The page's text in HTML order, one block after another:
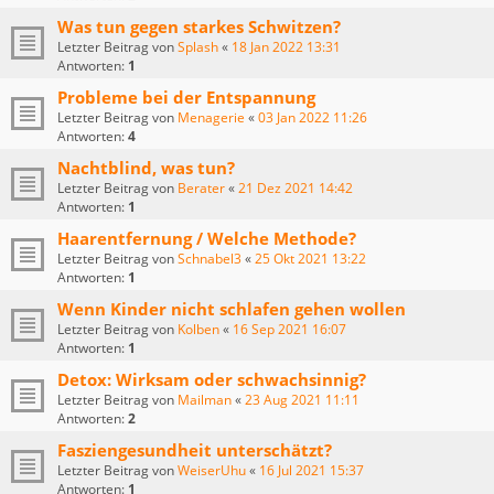
Was tun gegen starkes Schwitzen?
Letzter Beitrag vonSplash« 18 Jan 2022 13:31
Antworten: 1
Probleme bei der Entspannung
Letzter Beitrag von Menagerie «03 Jan 2022 11:26
Antworten:4
Nachtblind, was tun?
Letzter Beitrag von Berater«21 Dez 2021 14:42
Antworten: 1
Haarentfernung / Welche Methode?
Letzter Beitrag vonSchnabel3«25 Okt 2021 13:22
Antworten: 1
Wenn Kinder nicht schlafen gehen wollen
Letzter Beitrag von Kolben« 16 Sep 2021 16:07
Antworten: 1
Detox: Wirksam oder schwachsinnig?
Letzter Beitrag von Mailman«23 Aug 2021 11:11
Antworten:2
Fasziengesundheit unterschätzt?
Letzter Beitrag vonWeiserUhu« 16 Jul 2021 15:37
Antworten: 1